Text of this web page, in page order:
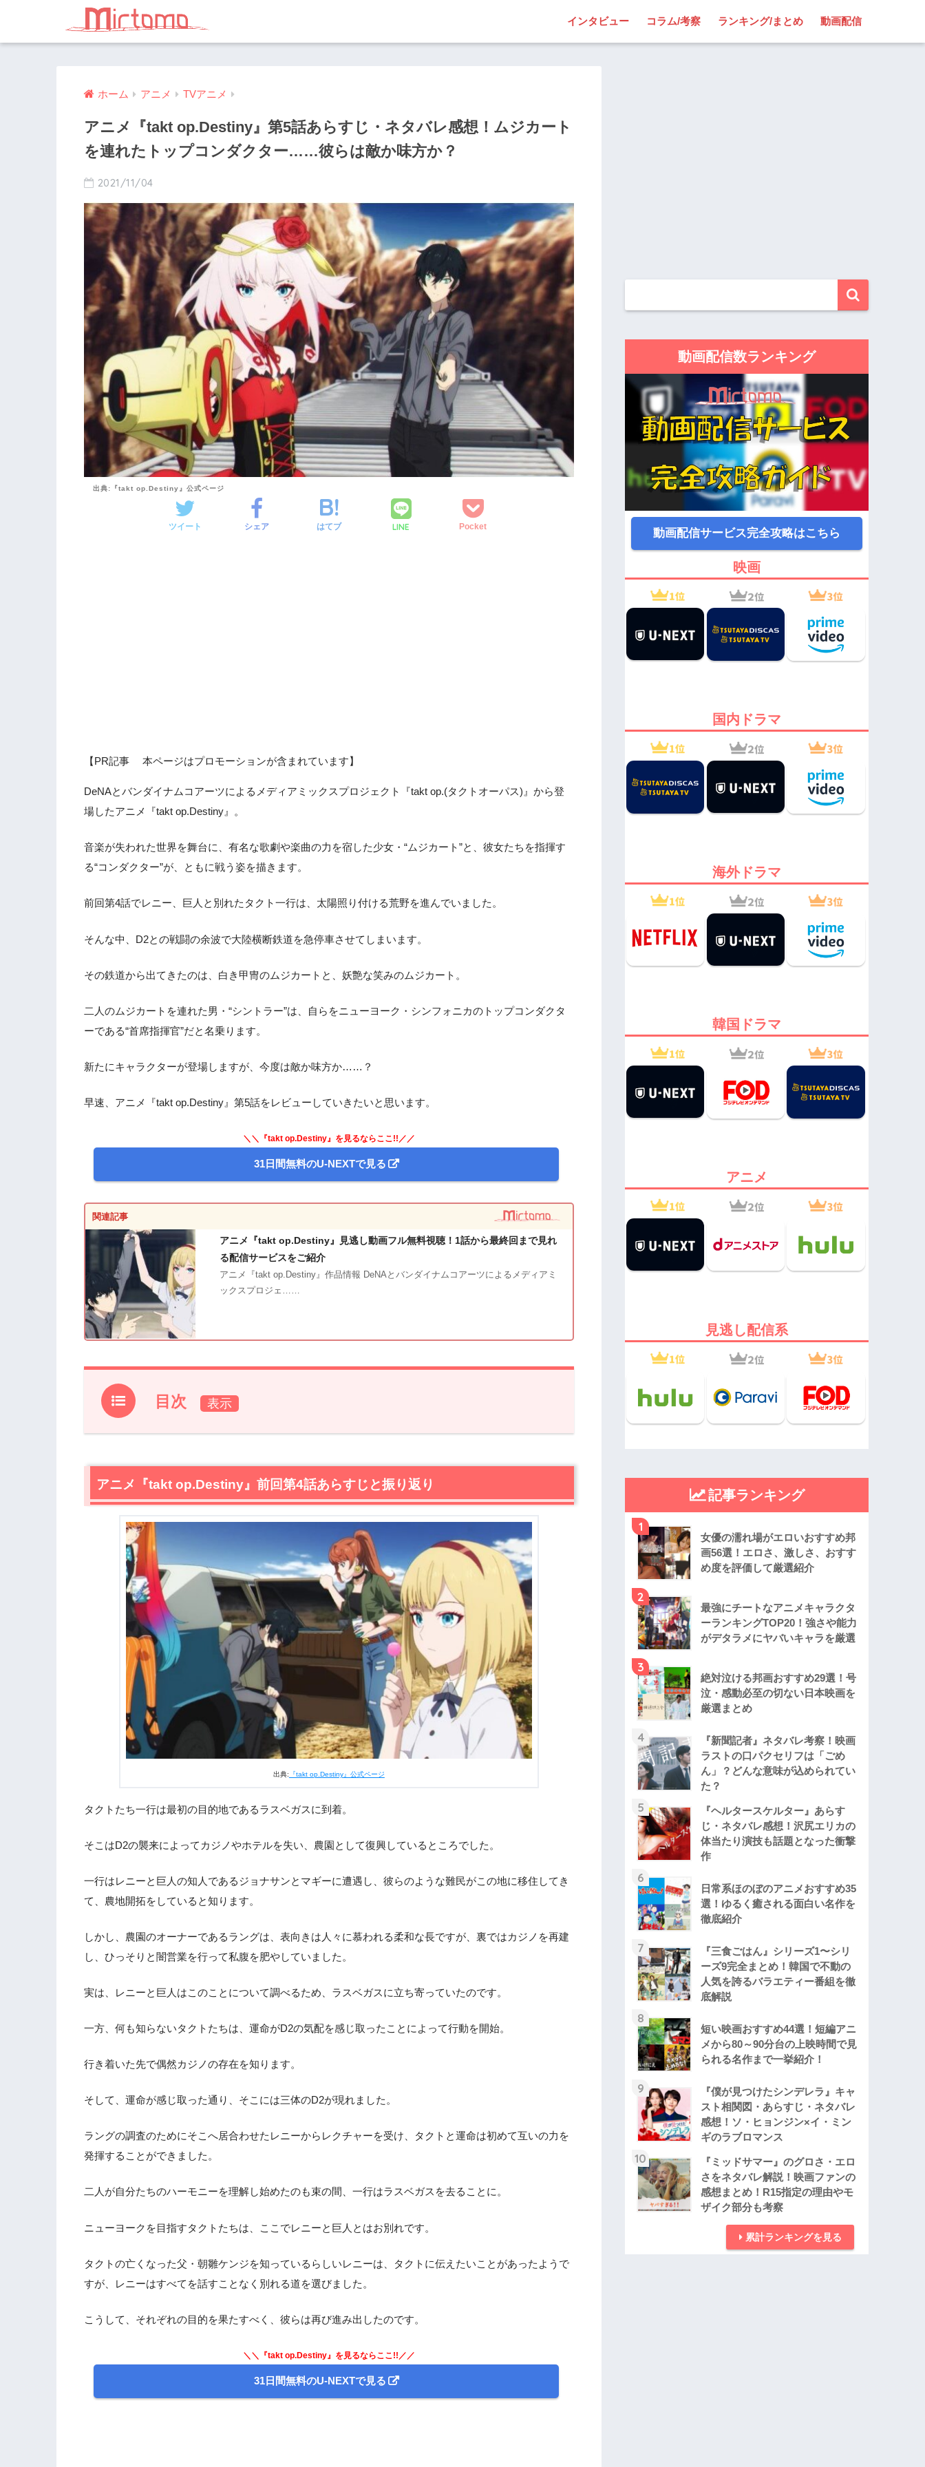
インタビュー コラム/考察 ランキング/まとめ 動画配信
ホーム アニメ TVアニメ
アニメ『takt op.Destiny』第5話あらすじ・ネタバレ感想！ムジカート
を連れたトップコンダクター……彼らは敵か味方か？
2021/11/04
出典:『takt op.Destiny』公式ページ
ツイート シェア はてブ LINE Pocket
【PR記事 本ページはプロモーションが含まれています】
DeNAとバンダイナムコアーツによるメディアミックスプロジェクト『takt op.(タクトオーパス)』から登
場したアニメ『takt op.Destiny』。
音楽が失われた世界を舞台に、有名な歌劇や楽曲の力を宿した少女・“ムジカート”と、彼女たちを指揮す
る“コンダクター”が、ともに戦う姿を描きます。
前回第4話でレニー、巨人と別れたタクト一行は、太陽照り付ける荒野を進んでいました。
そんな中、D2との戦闘の余波で大陸横断鉄道を急停車させてしまいます。
その鉄道から出てきたのは、白き甲冑のムジカートと、妖艶な笑みのムジカート。
二人のムジカートを連れた男・“シントラー”は、自らをニューヨーク・シンフォニカのトップコンダクタ
ーである“首席指揮官”だと名乗ります。
新たにキャラクターが登場しますが、今度は敵か味方か……？
早速、アニメ『takt op.Destiny』第5話をレビューしていきたいと思います。
＼＼『takt op.Destiny』を見るならここ!!／／
31日間無料のU-NEXTで見る
関連記事
アニメ『takt op.Destiny』見逃し動画フル無料視聴！1話から最終回まで見れ
る配信サービスをご紹介
アニメ『takt op.Destiny』作品情報 DeNAとバンダイナムコアーツによるメディアミ
ックスプロジェ……
目次
1.アニメ『takt op.Destiny』前回第4話あらすじと振り返り
2.1 “首席指揮官”
2.2騎行
2.3ワルキューレ
2.4
アニメ『takt op.Destiny』第4話まとめ
アニメ『takt op.Destiny』前回第4話あらすじと振り返り
出典: 『takt op.Destiny』公式ページ
タクトたち一行は最初の目的地であるラスベガスに到着。
そこはD2の襲来によってカジノやホテルを失い、農園として復興しているところでした。
一行はレニーと巨人の知人であるジョナサンとマギーに遭遇し、彼らのような難民がこの地に移住してき
て、農地開拓をしていると知ります。
しかし、農園のオーナーであるラングは、表向きは人々に慕われる柔和な長ですが、裏ではカジノを再建
し、ひっそりと闇営業を行って私腹を肥やしていました。
実は、レニーと巨人はこのことについて調べるため、ラスベガスに立ち寄っていたのです。
一方、何も知らないタクトたちは、運命がD2の気配を感じ取ったことによって行動を開始。
行き着いた先で偶然カジノの存在を知ります。
そして、運命が感じ取った通り、そこには三体のD2が現れました。
ラングの調査のためにそこへ居合わせたレニーからレクチャーを受け、タクトと運命は初めて互いの力を
発揮することができました。
二人が自分たちのハーモニーを理解し始めたのも束の間、一行はラスベガスを去ることに。
ニューヨークを目指すタクトたちは、ここでレニーと巨人とはお別れです。
タクトの亡くなった父・朝雛ケンジを知っているらしいレニーは、タクトに伝えたいことがあったようで
すが、レニーはすべてを話すことなく別れる道を選びました。
こうして、それぞれの目的を果たすべく、彼らは再び進み出したのです。
＼＼『takt op.Destiny』を見るならここ!!／／
31日間無料のU-NEXTで見る
動画配信数ランキング
動画配信サービス完全攻略はこちら
映画
国内ドラマ
海外ドラマ
韓国ドラマ
アニメ
見逃し配信系
記事ランキング
1
女優の濡れ場がエロいおすすめ邦
画56選！エロさ、激しさ、おすす
め度を評価して厳選紹介
2
最強にチートなアニメキャラクタ
ーランキングTOP20！強さや能力
がデタラメにヤバいキャラを厳選
3
絶対泣ける邦画おすすめ29選！号
泣・感動必至の切ない日本映画を
厳選まとめ
4
『新聞記者』ネタバレ考察！映画
ラストの口パクセリフは「ごめ
ん」？どんな意味が込められてい
た？
5
『ヘルタースケルター』あらす
じ・ネタバレ感想！沢尻エリカの
体当たり演技も話題となった衝撃
作
6
日常系ほのぼのアニメおすすめ35
選！ゆるく癒される面白い名作を
徹底紹介
7
『三食ごはん』シリーズ1〜シリ
ーズ9完全まとめ！韓国で不動の
人気を誇るバラエティー番組を徹
底解説
8
短い映画おすすめ44選！短編アニ
メから80～90分台の上映時間で見
られる名作まで一挙紹介！
9
『僕が見つけたシンデレラ』キャ
スト相関図・あらすじ・ネタバレ
感想！ソ・ヒョンジン×イ・ミン
ギのラブロマンス
10
『ミッドサマー』のグロさ・エロ
さをネタバレ解説！映画ファンの
感想まとめ！R15指定の理由やモ
ザイク部分も考察
累計ランキングを見る